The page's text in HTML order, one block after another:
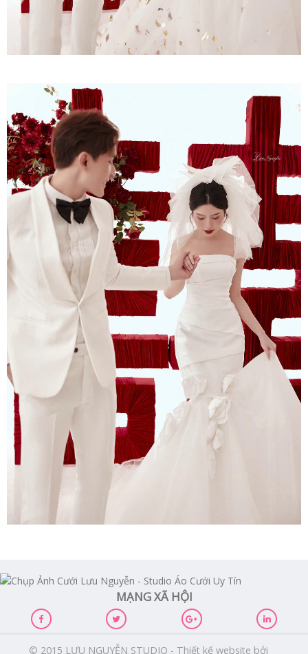
MẠNG XÃ HỘI
© 2015 LƯU NGUYỄN STUDIO - Thiết kế website bởi